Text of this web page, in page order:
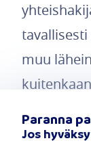
Paranna
Jos
muu
kanssa.